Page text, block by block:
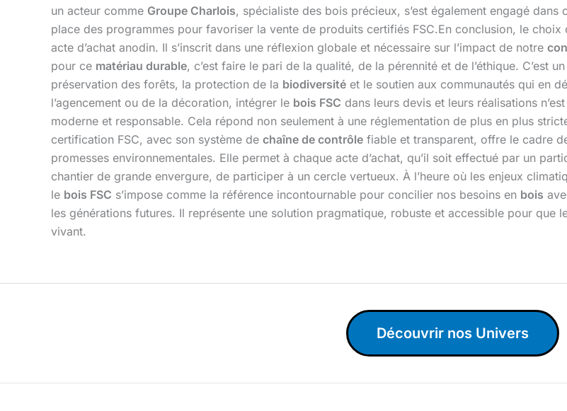
un acteur comme Groupe Charlois, spécialiste des bois précieux, s’est également engagé
place des programmes pour favoriser la vente de produits certifiés FSC.En conclusion, le choix
acte d’achat anodin. Il s’inscrit dans une réflexion globale et nécessaire sur l’impact de notre
pour ce matériau durable, c’est faire le pari de la qualité, de la pérennité et de l’éthique. C’est
préservation des forêts, la protection de la biodiversité et le soutien aux communautés qui en
l’agencement ou de la décoration, intégrer le bois FSC dans leurs devis et leurs réalisations
moderne et responsable. Cela répond non seulement à une réglementation de plus en plus
certification FSC, avec son système de chaîne de contrôle fiable et transparent, offre le cadre
promesses environnementales. Elle permet à chaque acte d’achat, qu’il soit effectué par un
chantier de grande envergure, de participer à un cercle vertueux. À l’heure où les enjeux
le bois FSC s’impose comme la référence incontournable pour concilier nos besoins en bois
les générations futures. Il représente une solution pragmatique, robuste et accessible pour
vivant.
Découvrir nos Univers